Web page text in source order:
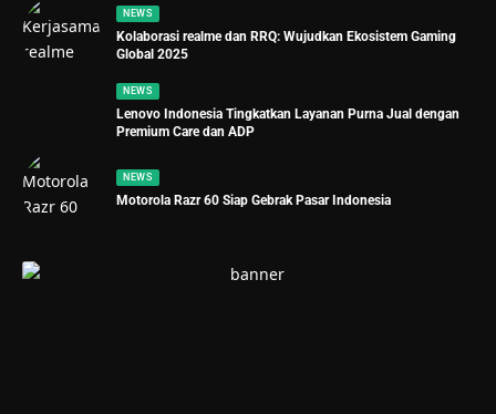
NEWS
Kolaborasi realme dan RRQ: Wujudkan Ekosistem Gaming
Global 2025
NEWS
Lenovo Indonesia Tingkatkan Layanan Purna Jual dengan
Premium Care dan ADP
NEWS
Motorola Razr 60 Siap Gebrak Pasar Indonesia